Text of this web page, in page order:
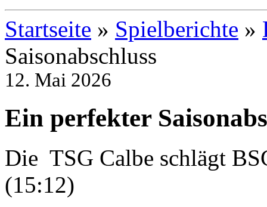
Startseite » Spielberichte »
Saisonabschluss
12. Mai 2026
Ein perfekter
Die TSG Calbe schlägt
(15:12)